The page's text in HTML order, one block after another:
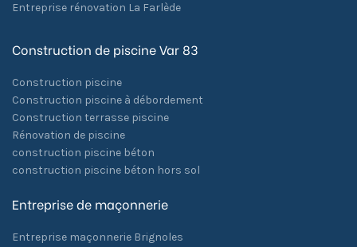
Entreprise rénovation La Farlède
Construction de piscine Var 83
Construction piscine
Construction piscine à débordement
Construction terrasse piscine
Rénovation de piscine
construction piscine béton
construction piscine béton hors sol
Entreprise de maçonnerie
Entreprise maçonnerie Brignoles